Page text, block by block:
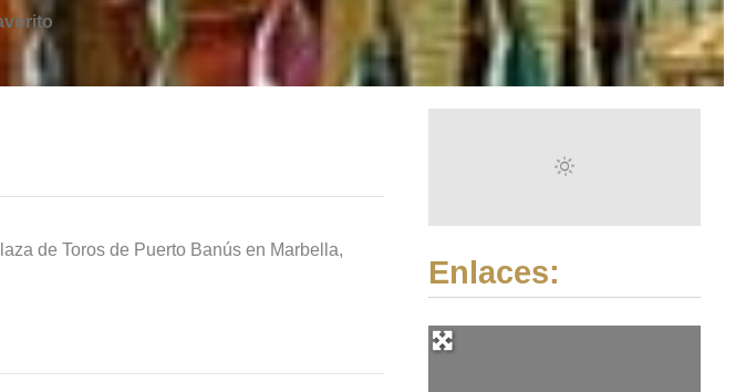
de Toros de Puerto Banús en Marbella,
Enlaces: